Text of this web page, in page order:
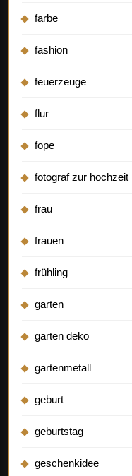
farbe
fashion
feuerzeuge
flur
fope
fotograf zur hochzeit
frau
frauen
frühling
garten
garten deko
gartenmetall
geburt
geburtstag
geschenkidee